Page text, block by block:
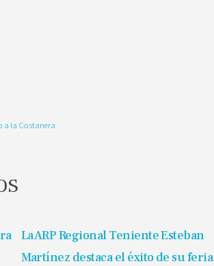
a la Costanera
La ARP Regional Teniente Esteban
Martínez destaca el éxito de su feria